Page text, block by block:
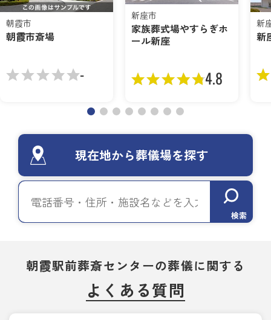
朝霞市
朝霞市斎場
-
新座市
家族葬式場やすらぎホ
ール新座
4.8
新
新
現在地から葬儀場を探す
検索
朝霞駅前葬斎センターの葬儀に関する
よくある質問